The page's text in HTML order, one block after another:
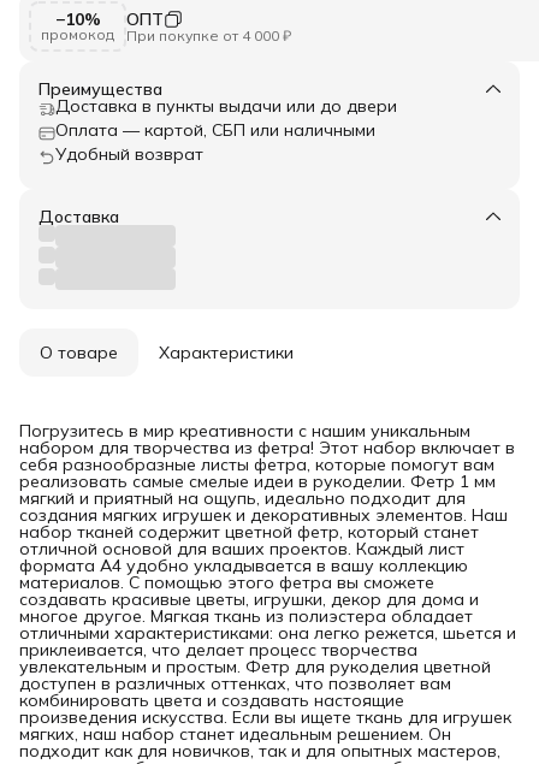
−10%
промокод
ОПТ
При покупке от 4 000 ₽
Преимущества
Доставка в пункты выдачи или до двери
Оплата — картой, СБП или наличными
Удобный возврат
Доставка
О товаре Характеристики
Погрузитесь в мир креативности с нашим уникальным
набором для творчества из фетра! Этот набор включает в
себя разнообразные листы фетра, которые помогут вам
реализовать самые смелые идеи в рукоделии. Фетр 1 мм
мягкий и приятный на ощупь, идеально подходит для
создания мягких игрушек и декоративных элементов. Наш
набор тканей содержит цветной фетр, который станет
отличной основой для ваших проектов. Каждый лист
формата A4 удобно укладывается в вашу коллекцию
материалов. С помощью этого фетра вы сможете
создавать красивые цветы, игрушки, декор для дома и
многое другое. Мягкая ткань из полиэстера обладает
отличными характеристиками: она легко режется, шьется и
приклеивается, что делает процесс творчества
увлекательным и простым. Фетр для рукоделия цветной
доступен в различных оттенках, что позволяет вам
комбинировать цвета и создавать настоящие
произведения искусства. Если вы ищете ткань для игрушек
мягких, наш набор станет идеальным решением. Он
подходит как для новичков, так и для опытных мастеров,